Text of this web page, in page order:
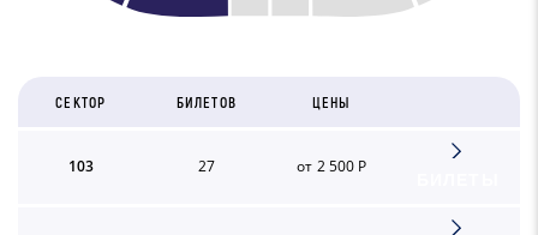
СЕКТОР БИЛЕТОВ ЦЕНЫ
103 27 от 2 500 Р